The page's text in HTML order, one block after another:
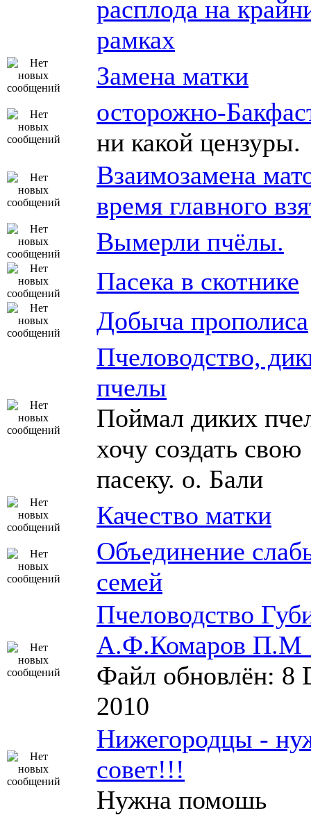
расплода на
рамках
Замена матки
осторожно-
ни какой цензуры.
Взаимозамена
время главного
Вымерли пчёлы.
Пасека в скотнике
Добыча прополиса
Пчеловодство,
пчелы
Поймал диких
хочу создать свою
пасеку. о. Бали
Качество матки
Объединение
семей
Пчеловодство
А.Ф.Комаров П.М
Файл обновлён: 8
2010
Нижегородцы -
совет!!!
Нужна помошь